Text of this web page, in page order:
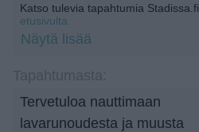
Katso tulevia tapahtumia Stadissa.fi
etusivulta.
Näytä lisää
Tervetuloa nauttimaan
lavarunoudesta ja muusta